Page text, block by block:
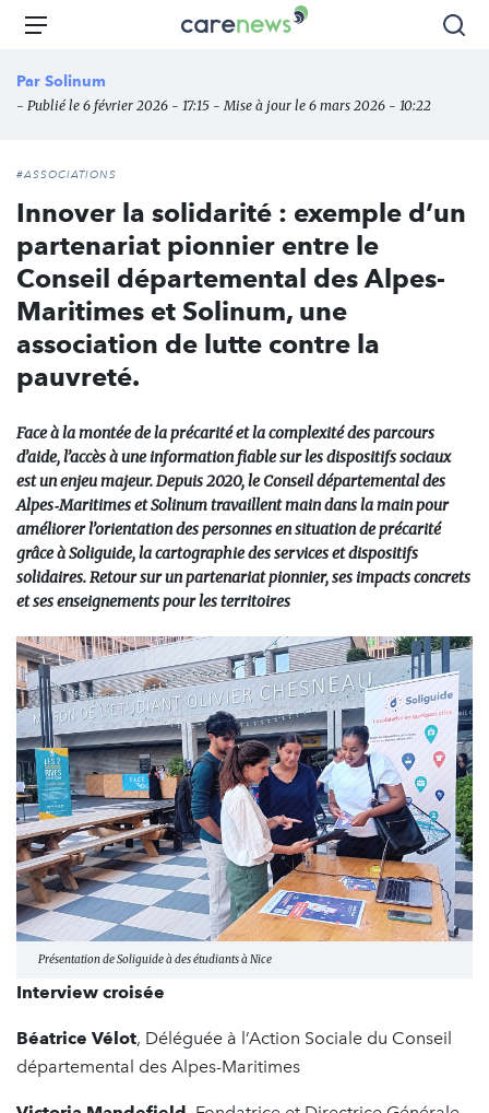
Aller
principal
Carenews,
des
Menu
Par Solinum
- Publié le 6 février 2026 - 17:15 - Mise à jour le 6 mars 2026 - 10:22
#ASSOCIATIONS
Innover la solidarité : exemple d’un
partenariat pionnier entre le
Conseil départemental des Alpes-
Maritimes et Solinum, une
association de lutte contre la
pauvreté.
Face à la montée de la précarité et la complexité des parcours
d’aide, l’accès à une information fiable sur les dispositifs sociaux
est un enjeu majeur. Depuis 2020, le Conseil départemental des
Alpes‑Maritimes et Solinum travaillent main dans la main pour
améliorer l’orientation des personnes en situation de précarité
grâce à Soliguide, la cartographie des services et dispositifs
solidaires. Retour sur un partenariat pionnier, ses impacts concrets
et ses enseignements pour les territoires
Présentation de Soliguide à des étudiants à Nice
Interview croisée
Béatrice Vélot, Déléguée à l’Action Sociale du Conseil
départemental des Alpes-Maritimes